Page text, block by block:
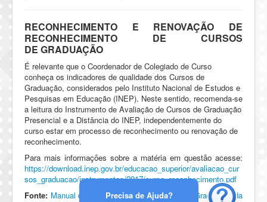
RECONHECIMENTO E RENOVAÇÃO DE
RECONHECIMENTO DE CURSOS
DE GRADUAÇÃO
É relevante que o Coordenador de Colegiado de Curso
conheça os indicadores de qualidade dos Cursos de
Graduação, considerados pelo Instituto Nacional de Estudos e
Pesquisas em Educação (INEP). Neste sentido, recomenda-se
a leitura do Instrumento de Avaliação de Cursos de Graduação
Presencial e a Distância do INEP, independentemente do
curso estar em processo de reconhecimento ou renovação de
reconhecimento.
Para mais informações sobre a matéria em questão acesse:
https://download.inep.gov.br/educacao_superior/avaliacao_cur
sos_graduacao/instrumentos/2017/curso_reconhecimento.pdf
Fonte: Manual do Coordenador de Colegiado de Graduação da
Precisa de Ajuda?